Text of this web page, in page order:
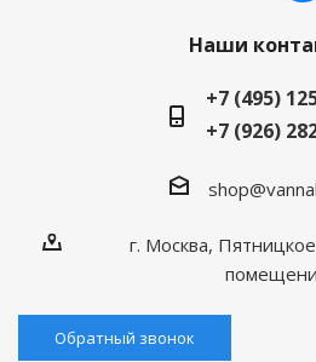
Наши
+7 (495)
+7 (926)
г. Москва,
Обратный звонок